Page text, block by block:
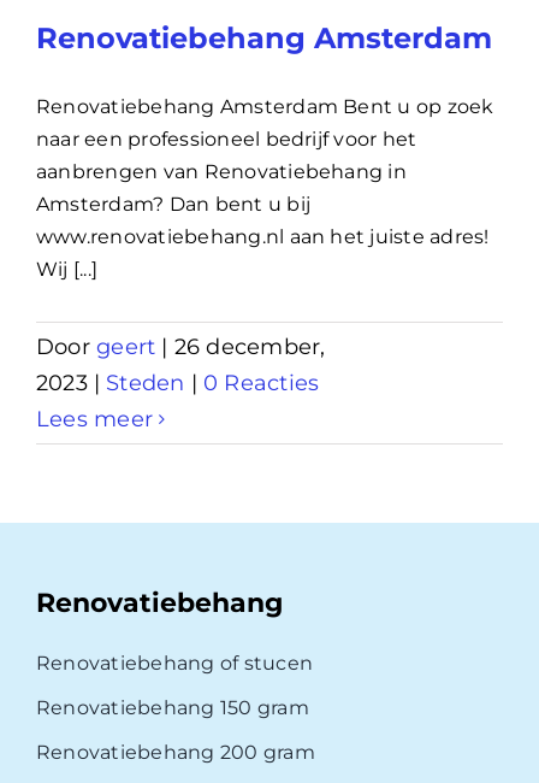
Renovatiebehang Amsterdam
Renovatiebehang Amsterdam Bent u op zoek
naar een professioneel bedrijf voor het
aanbrengen van Renovatiebehang in
Amsterdam? Dan bent u bij
www.renovatiebehang.nl aan het juiste adres!
Wij [...]
Doorgeert | 26 december,
2023 | Steden | 0 Reacties
Lees meer
Renovatiebehang
Renovatiebehang of stucen
Renovatiebehang 150 gram
Renovatiebehang 200 gram